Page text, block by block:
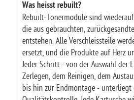
Was heisst rebuilt?
Rebuilt-Tonermodule sind
die aus gebrauchten,
entstehen. Alle Verschleissteile
ersetzt, und die Produkte auf Herz
Jeder Schritt - von der Auswahl der
Zerlegen, dem Reinigen, dem
bis hin zur Endmontage - unterliegt